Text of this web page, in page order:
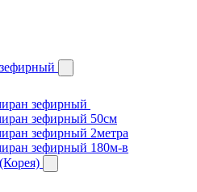
зефирный
зефирный 50см
зефирный 2метра
зефирный 180м-в